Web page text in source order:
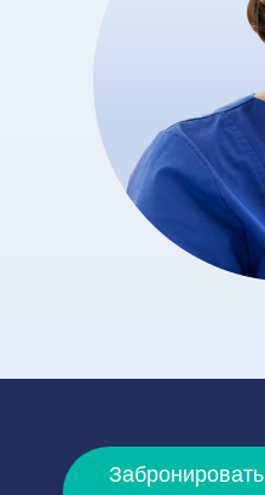
Забронировать